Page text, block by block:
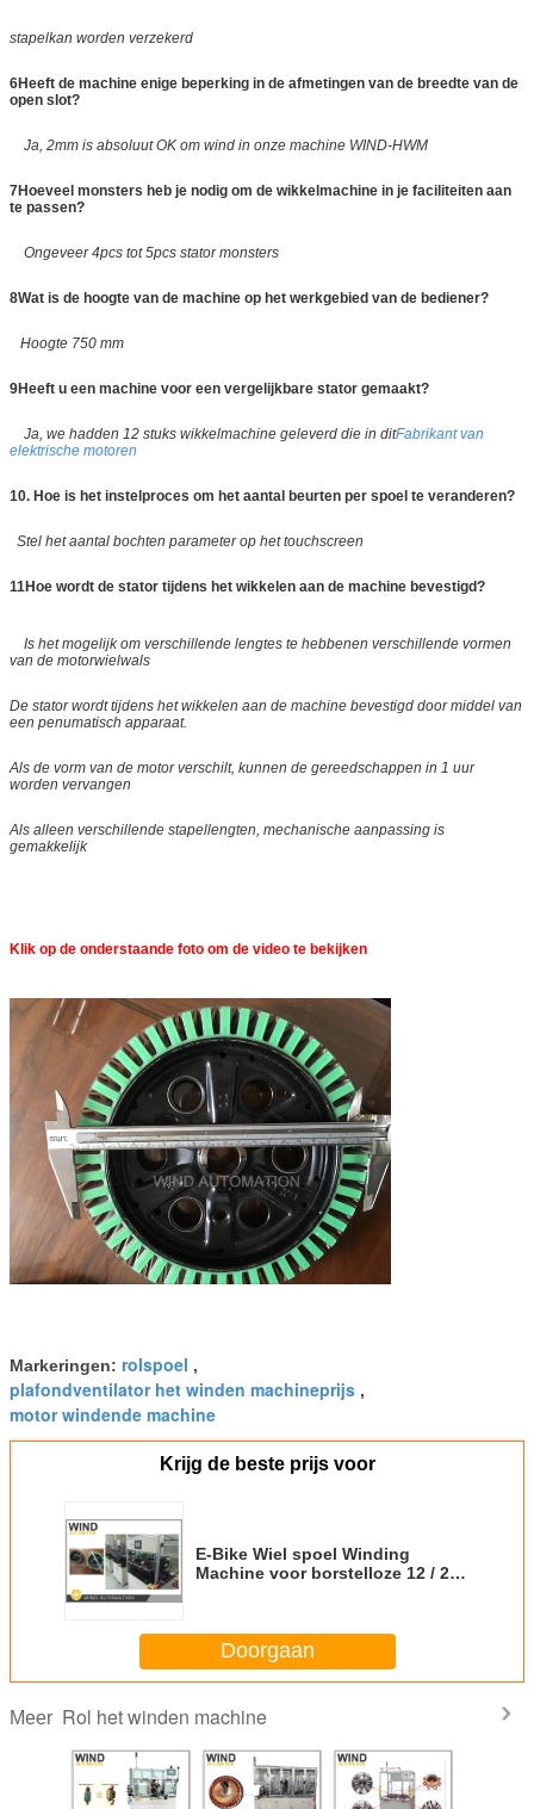
stapelkan worden verzekerd
6Heeft de machine enige beperking in de afmetingen van de breedte van de
open slot?
Ja, 2mm is absoluut OK om wind in onze machine WIND-HWM
7Hoeveel monsters heb je nodig om de wikkelmachine in je faciliteiten aan
te passen?
Ongeveer 4pcs tot 5pcs stator monsters
8Wat is de hoogte van de machine op het werkgebied van de bediener?
Hoogte 750 mm
9Heeft u een machine voor een vergelijkbare stator gemaakt?
Ja, we hadden 12 stuks wikkelmachine geleverd die in ditFabrikant van
elektrische motoren
10. Hoe is het instelproces om het aantal beurten per spoel te veranderen?
Stel het aantal bochten parameter op het touchscreen
11Hoe wordt de stator tijdens het wikkelen aan de machine bevestigd?
Is het mogelijk om verschillende lengtes te hebbenen verschillende vormen
van de motorwielwals
De stator wordt tijdens het wikkelen aan de machine bevestigd door middel van
een penumatisch apparaat.
Als de vorm van de motor verschilt, kunnen de gereedschappen in 1 uur
worden vervangen
Als alleen verschillende stapellengten, mechanische aanpassing is
gemakkelijk
Klik op de onderstaande foto om de video te bekijken
Markeringen: rolspoel ,
plafondventilator het winden machineprijs ,
motor windende machine
Krijg de beste prijs voor
E-Bike Wiel spoel Winding
Machine voor borstelloze 12 / 24 /
Doorgaan
Meer Rol het winden machine